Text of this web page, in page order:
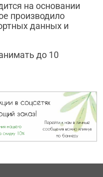
на основании
производило
данных и
до 10